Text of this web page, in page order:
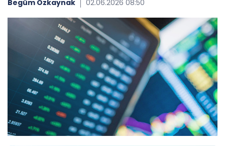
Begüm Özkaynak 02.06.2026 08:50